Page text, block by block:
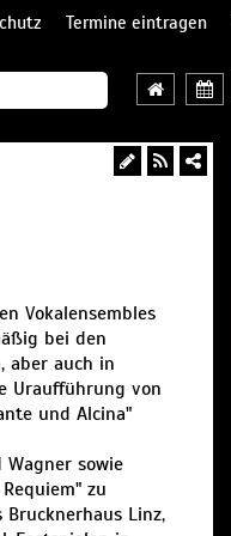
Termine eintragen
Vokalensembles
bei den
aber auch in
Uraufführung von
und Alcina"
sowie
zu
Linz,